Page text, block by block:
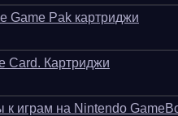
Game Pak картриджи
Card. Картриджи
к играм на Nintendo